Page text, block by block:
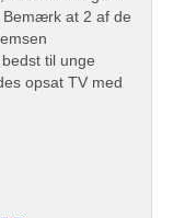
at 2 af de
til unge
opsat TV med